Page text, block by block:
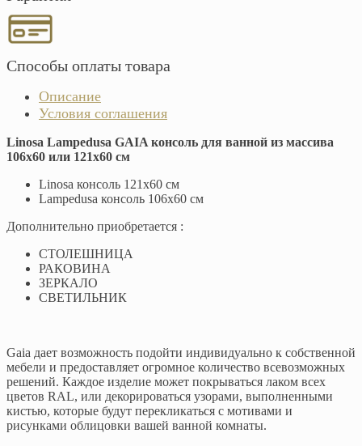
Способы оплаты товара
Описание
Условия соглашения
Linosa Lampedusa GAIA консоль для ванной из массива
106х60 или 121х60 см
Linosa консоль 121х60 см
Lampedusa консоль 106х60 см
Дополнительно приобретается :
СТОЛЕШНИЦА
РАКОВИНА
ЗЕРКАЛО
СВЕТИЛЬНИК
Gaia дает возможность подойти индивидуально к собственной
мебели и предоставляет огромное количество всевозможных
решений. Каждое изделие может покрываться лаком всех
цветов RAL, или декорироваться узорами, выполненными
кистью, которые будут перекликаться с мотивами и
рисунками облицовки вашей ванной комнаты.